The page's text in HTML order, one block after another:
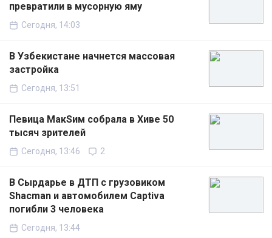
превратили в мусорную яму
Сегодня, 14:03
В Узбекистане начнется массовая
застройка
Сегодня, 13:51
Певица МакSим собрала в Хиве 50
тысяч зрителей
Сегодня, 13:46 2
В Сырдарье в ДТП с грузовиком
Shacman и автомобилем Captiva
погибли 3 человека
Сегодня, 13:44